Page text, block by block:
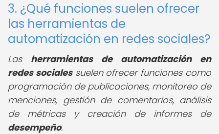
3. ¿Qué funciones suelen ofrecer
las herramientas de
automatización en redes sociales?
Las herramientas de automatización en
redes socialessuelen ofrecer funciones como
programación de publicaciones, monitoreo de
menciones, gestión de comentarios, análisis
de métricas y creación de informes de
desempeño.